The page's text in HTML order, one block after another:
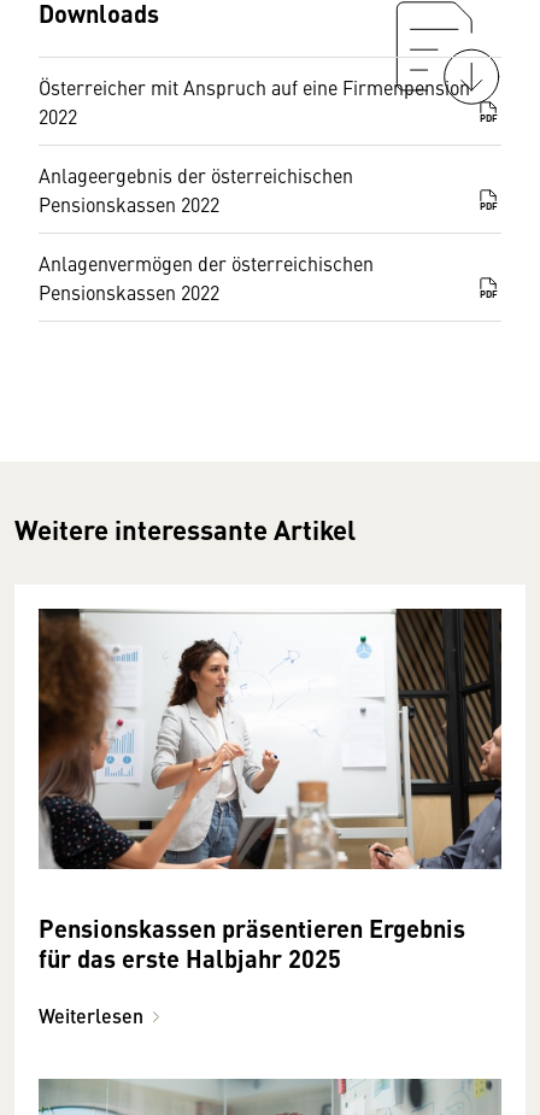
Downloads
Österreicher mit Anspruch auf eine Firmenpension
2022
PDF
Anlageergebnis der österreichischen
Pensionskassen 2022
PDF
Anlagenvermögen der österreichischen
Pensionskassen 2022
PDF
Weitere interessante Artikel
Pensionskassen präsentieren Ergebnis
für das erste Halbjahr 2025
Weiterlesen